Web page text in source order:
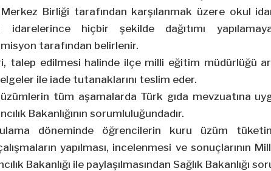
Birliği tarafından karşılanmak üzere okul
idarelerince hiçbir şekilde dağıtımı
tarafından belirlenir.
talep edilmesi halinde ilçe milli eğitim müdürlüğü
ile iade tutanaklarını teslim eder.
üzümlerin tüm aşamalarda Türk gıda mevzuatına
Bakanlığının sorumluluğundadır.
döneminde öğrencilerin kuru üzüm tüketim
yapılması, incelenmesi ve sonuçlarının
Bakanlığı ile paylaşılmasından Sağlık Bakanlığı